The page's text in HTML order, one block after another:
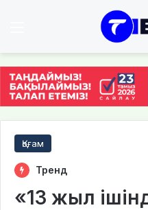
Қоғам
Тренд
«13 жыл